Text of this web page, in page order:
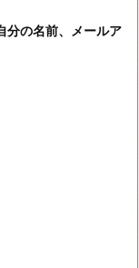
分の名前、メールア